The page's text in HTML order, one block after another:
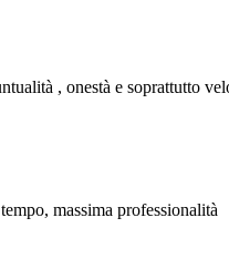
, onestà e soprattutto
massima professionalità